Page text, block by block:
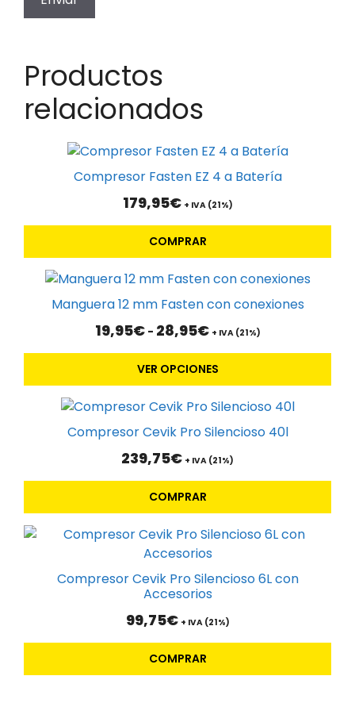
Productos
relacionados
Compresor Fasten EZ 4 a Batería
179,95€ + IVA (21%)
COMPRAR
Manguera 12 mm Fasten con conexiones
19,95€ - 28,95€Rango
precios:
desde
19,95€
hasta
+ IVA (21%)
VER OPCIONES
Este
producto
variantes.
pueden
de
producto
Compresor Cevik Pro Silencioso 40l
239,75€ + IVA (21%)
COMPRAR
Compresor Cevik Pro Silencioso 6L con
Accesorios
99,75€ + IVA (21%)
COMPRAR